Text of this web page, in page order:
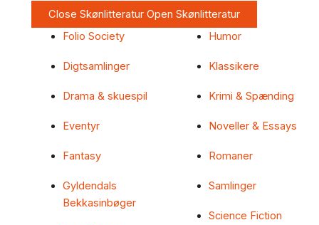
Close Skønlitteratur Open Skønlitteratur
Folio Society
Digtsamlinger
Drama & skuespil
Eventyr
Fantasy
Gyldendals
Bekkasinbøger
Humor
Klassikere
Krimi & Spænding
Noveller & Essays
Romaner
Samlinger
Science Fiction